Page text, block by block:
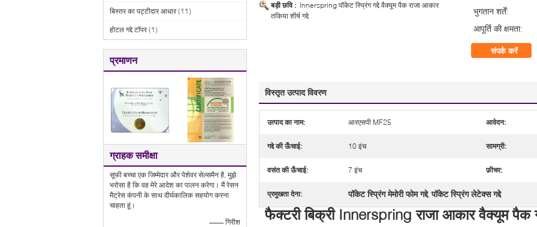
बिस्तर का पट्टीदार आधार (11)
होटल गद्दे टॉपर (1)
प्रमाणन
ग्राहक समीक्षा
सूफी बच्चा एक जिम्मेदार और पेशेवर सेल्समैन है, मुझे
भरोसा है कि वह मेरे आदेश का पालन करेगा। मैं रेसन
मैट्रेस कंपनी के साथ दीर्घकालिक सहयोग करना
चाहता हूं।
—— गिरीश
बड़ी छवि : Innerspring पॉकेट स्प्रिंग गद्दे वैक्यूम पैक राजा आकार
तकिया शीर्ष गद्दे
भुगतान शर्तें:
आपूर्ति की क्षमता:
संपर्क करें
विस्तृत उत्पाद विवरण
उत्पाद का नाम: आरएसपी MF25 आवेदन:
गद्दे की ऊँचाई: 10 इंच सामग्री:
वसंत की ऊँचाई: 7 इंच फ़ीचर:
प्रमुखता देना: पॉकेट स्प्रिंग मेमोरी फोम गद्दे,पॉकेट स्प्रिंग लेटेक्स गद्दे
फैक्टरी बिक्री Innerspring राजा आकार वैक्यूम पैक